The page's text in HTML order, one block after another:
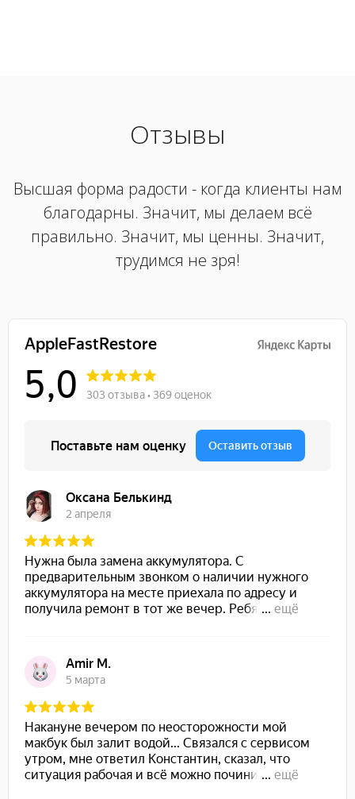
Отзывы
Высшая форма радости - когда клиенты нам
благодарны. Значит, мы делаем всё
правильно. Значит, мы ценны. Значит,
трудимся не зря!